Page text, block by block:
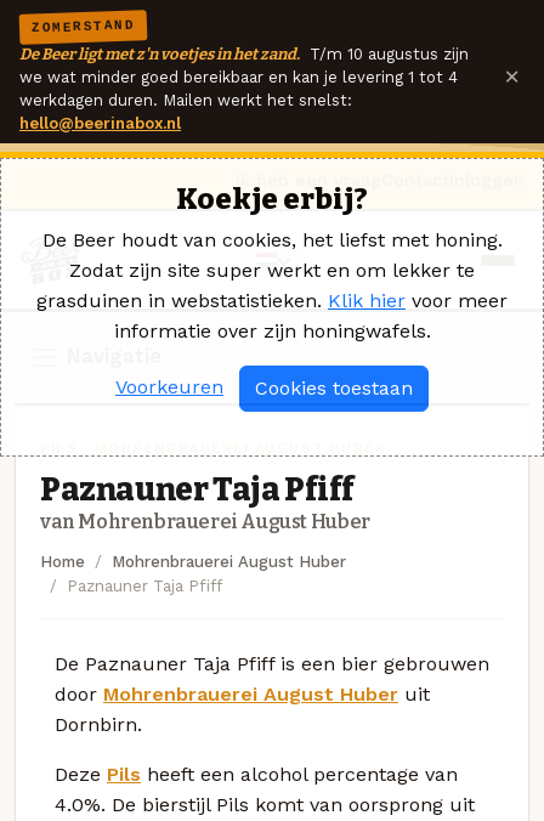
ZOMERSTAND
De Beer ligt met z'n voetjes in het zand. T/m 10 augustus zijn
we wat minder goed bereikbaar en kan je levering 1 tot 4
werkdagen duren. Mailen werkt het snelst:
hello@beerinabox.nl
×
Paznauner Taja Pfiff
van Mohrenbrauerei August Huber
Home
Mohrenbrauerei August Huber
Paznauner Taja Pfiff
De Paznauner Taja Pfiff is een bier gebrouwen
door Mohrenbrauerei August Huber uit
Dornbirn.
Deze Pils heeft een alcohol percentage van
4.0%. De bierstijl Pils komt van oorsprong uit
Koekje erbij?
De Beer houdt van cookies, het liefst met honing.
Zodat zijn site super werkt en om lekker te
grasduinen in webstatistieken. Klik hier voor meer
informatie over zijn honingwafels.
Voorkeuren Cookies toestaan